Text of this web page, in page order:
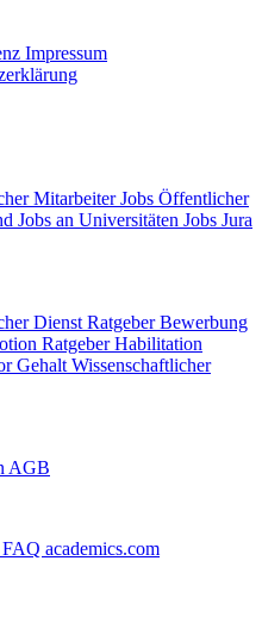
Impressum
MitarbeiterJobs Öffentlicher
Jobs an Universitäten Jobs Jura
Dienst Ratgeber Bewerbung
Ratgeber Habilitation
Gehalt Wissenschaftlicher
AGB
FAQ academics.com